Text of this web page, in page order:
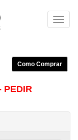
Como Comprar
PEDIR